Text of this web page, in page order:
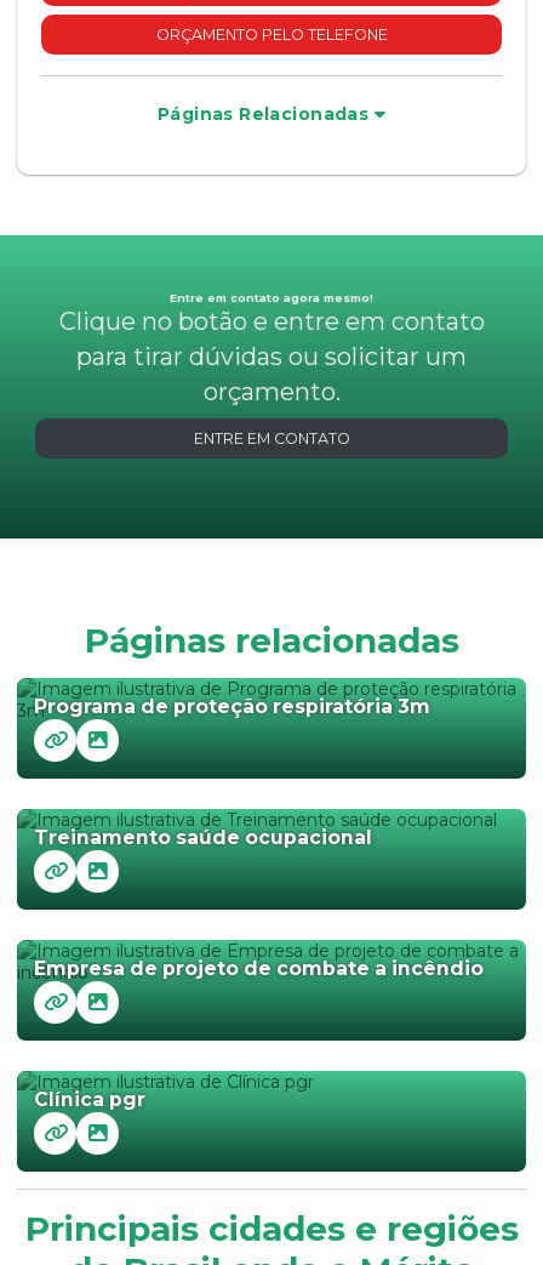
ORÇAMENTO PELO TELEFONE
Páginas Relacionadas
Entre em contato agora mesmo!
Clique no botão e entre em contato
para tirar dúvidas ou solicitar um
orçamento.
ENTRE EM CONTATO
Páginas relacionadas
Programa de proteção respiratória 3m
Treinamento saúde ocupacional
Empresa de projeto de combate a incêndio
Clínica pgr
Principais cidades e regiões